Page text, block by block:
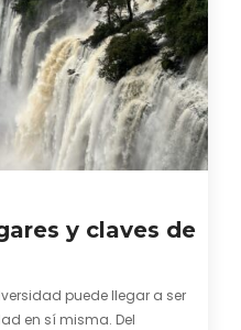
y claves de
puede llegar a ser
en sí misma. Del